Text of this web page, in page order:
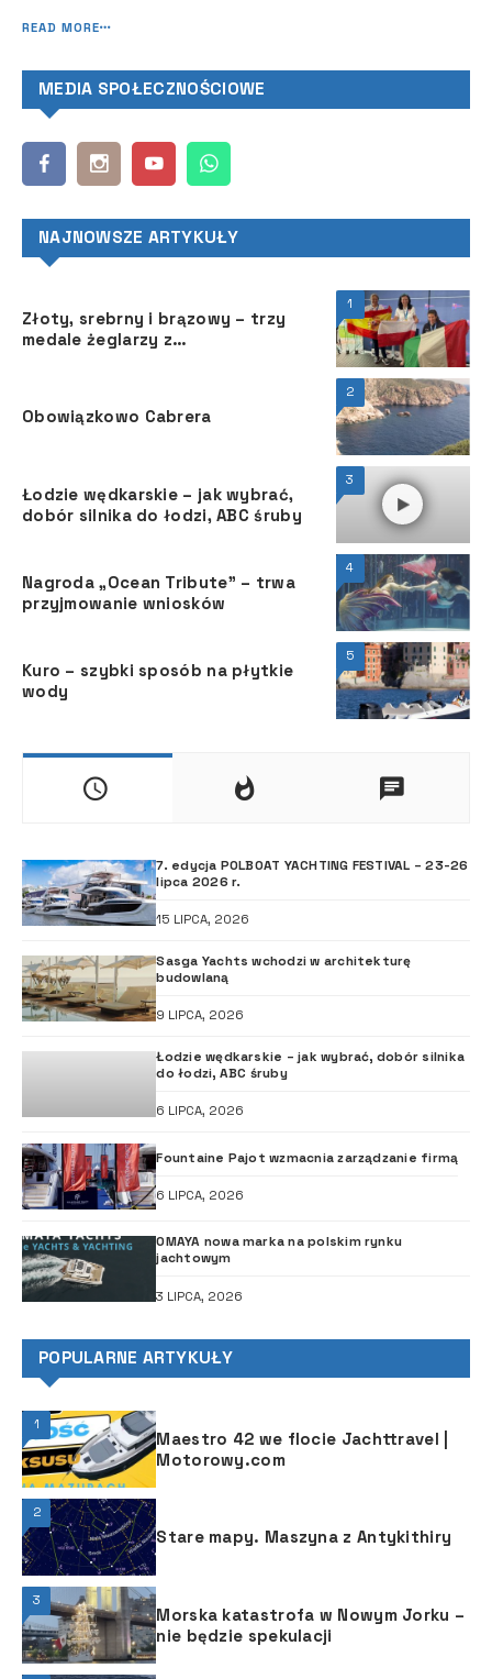
morskie.
READ MORE
MEDIA SPOŁECZNOŚCIOWE
NAJNOWSZE ARTYKUŁY
1
Złoty, srebrny i brązowy – trzy
medale żeglarzy z
2
Obowiązkowo Cabrera
3
Łodzie wędkarskie – jak wybrać,
dobór silnika do łodzi, ABC śruby
4
Nagroda „Ocean Tribute” – trwa
przyjmowanie wniosków
5
Kuro – szybki sposób na płytkie
wody
7. edycja POLBOAT YACHTING FESTIVAL – 23-26
lipca 2026 r.
15 LIPCA, 2026
Sasga Yachts wchodzi w architekturę
budowlaną
9 LIPCA, 2026
Łodzie wędkarskie – jak wybrać, dobór silnika
do łodzi, ABC śruby
6 LIPCA, 2026
Fountaine Pajot wzmacnia zarządzanie firmą
6 LIPCA, 2026
OMAYA nowa marka na polskim rynku
jachtowym
3 LIPCA, 2026
POPULARNE ARTYKUŁY
1
Maestro 42 we flocie Jachttravel |
Motorowy.com
2
Stare mapy. Maszyna z Antykithiry
3
Morska katastrofa w Nowym Jorku –
nie będzie spekulacji